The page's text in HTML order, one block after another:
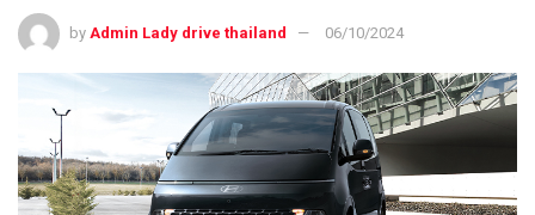
by Admin Lady drive thailand 06/10/2024